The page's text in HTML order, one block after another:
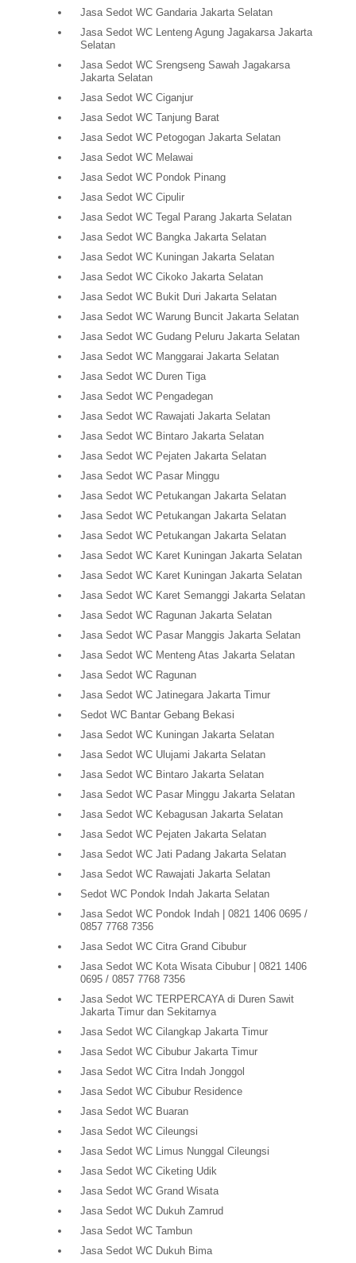
Jasa Sedot WC Gandaria Jakarta Selatan
Jasa Sedot WC Lenteng Agung Jagakarsa Jakarta
Selatan
Jasa Sedot WC Srengseng Sawah Jagakarsa
Jakarta Selatan
Jasa Sedot WC Ciganjur
Jasa Sedot WC Tanjung Barat
Jasa Sedot WC Petogogan Jakarta Selatan
Jasa Sedot WC Melawai
Jasa Sedot WC Pondok Pinang
Jasa Sedot WC Cipulir
Jasa Sedot WC Tegal Parang Jakarta Selatan
Jasa Sedot WC Bangka Jakarta Selatan
Jasa Sedot WC Kuningan Jakarta Selatan
Jasa Sedot WC Cikoko Jakarta Selatan
Jasa Sedot WC Bukit Duri Jakarta Selatan
Jasa Sedot WC Warung Buncit Jakarta Selatan
Jasa Sedot WC Gudang Peluru Jakarta Selatan
Jasa Sedot WC Manggarai Jakarta Selatan
Jasa Sedot WC Duren Tiga
Jasa Sedot WC Pengadegan
Jasa Sedot WC Rawajati Jakarta Selatan
Jasa Sedot WC Bintaro Jakarta Selatan
Jasa Sedot WC Pejaten Jakarta Selatan
Jasa Sedot WC Pasar Minggu
Jasa Sedot WC Petukangan Jakarta Selatan
Jasa Sedot WC Petukangan Jakarta Selatan
Jasa Sedot WC Petukangan Jakarta Selatan
Jasa Sedot WC Karet Kuningan Jakarta Selatan
Jasa Sedot WC Karet Kuningan Jakarta Selatan
Jasa Sedot WC Karet Semanggi Jakarta Selatan
Jasa Sedot WC Ragunan Jakarta Selatan
Jasa Sedot WC Pasar Manggis Jakarta Selatan
Jasa Sedot WC Menteng Atas Jakarta Selatan
Jasa Sedot WC Ragunan
Jasa Sedot WC Jatinegara Jakarta Timur
Sedot WC Bantar Gebang Bekasi
Jasa Sedot WC Kuningan Jakarta Selatan
Jasa Sedot WC Ulujami Jakarta Selatan
Jasa Sedot WC Bintaro Jakarta Selatan
Jasa Sedot WC Pasar Minggu Jakarta Selatan
Jasa Sedot WC Kebagusan Jakarta Selatan
Jasa Sedot WC Pejaten Jakarta Selatan
Jasa Sedot WC Jati Padang Jakarta Selatan
Jasa Sedot WC Rawajati Jakarta Selatan
Sedot WC Pondok Indah Jakarta Selatan
Jasa Sedot WC Pondok Indah | 0821 1406 0695 /
0857 7768 7356
Jasa Sedot WC Citra Grand Cibubur
Jasa Sedot WC Kota Wisata Cibubur | 0821 1406
0695 / 0857 7768 7356
Jasa Sedot WC TERPERCAYA di Duren Sawit
Jakarta Timur dan Sekitarnya
Jasa Sedot WC Cilangkap Jakarta Timur
Jasa Sedot WC Cibubur Jakarta Timur
Jasa Sedot WC Citra Indah Jonggol
Jasa Sedot WC Cibubur Residence
Jasa Sedot WC Buaran
Jasa Sedot WC Cileungsi
Jasa Sedot WC Limus Nunggal Cileungsi
Jasa Sedot WC Ciketing Udik
Jasa Sedot WC Grand Wisata
Jasa Sedot WC Dukuh Zamrud
Jasa Sedot WC Tambun
Jasa Sedot WC Dukuh Bima